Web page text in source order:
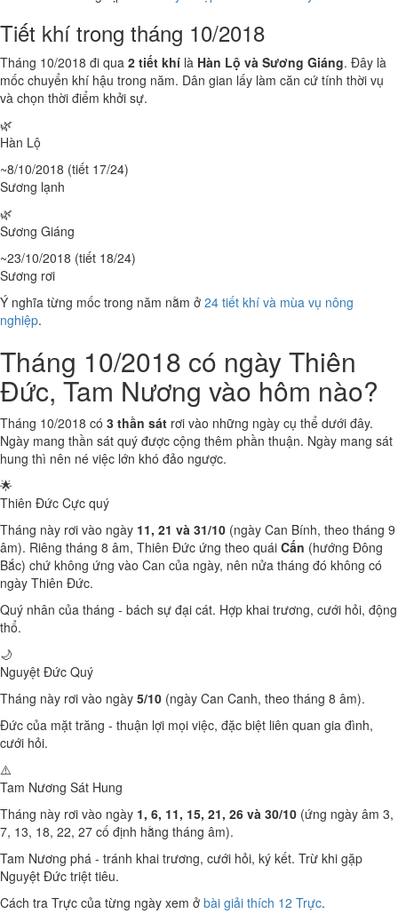
Tiết khí trong tháng 10/2018
Tháng 10/2018 đi qua 2 tiết khí là Hàn Lộ và Sương Giáng. Đây là
mốc chuyển khí hậu trong năm. Dân gian lấy làm căn cứ tính thời vụ
và chọn thời điểm khởi sự.
🌿
Hàn Lộ
~8/10/2018 (tiết 17/24)
Sương lạnh
🌿
Sương Giáng
~23/10/2018 (tiết 18/24)
Sương rơi
Ý nghĩa từng mốc trong năm nằm ở 24 tiết khí và mùa vụ nông
nghiệp.
Tháng 10/2018 có ngày Thiên
Đức, Tam Nương vào hôm nào?
Tháng 10/2018 có 3 thần sát rơi vào những ngày cụ thể dưới đây.
Ngày mang thần sát quý được cộng thêm phần thuận. Ngày mang sát
hung thì nên né việc lớn khó đảo ngược.
🌟
Thiên Đức Cực quý
Tháng này rơi vào ngày 11, 21 và 31/10 (ngày Can Bính, theo tháng 9
âm). Riêng tháng 8 âm, Thiên Đức ứng theo quái Cấn (hướng Đông
Bắc) chứ không ứng vào Can của ngày, nên nửa tháng đó không có
ngày Thiên Đức.
Quý nhân của tháng - bách sự đại cát. Hợp khai trương, cưới hỏi, động
thổ.
🌙
Nguyệt Đức Quý
Tháng này rơi vào ngày 5/10 (ngày Can Canh, theo tháng 8 âm).
Đức của mặt trăng - thuận lợi mọi việc, đặc biệt liên quan gia đình,
cưới hỏi.
⚠️
Tam Nương Sát Hung
Tháng này rơi vào ngày 1, 6, 11, 15, 21, 26 và 30/10 (ứng ngày âm 3,
7, 13, 18, 22, 27 cố định hằng tháng âm).
Tam Nương phá - tránh khai trương, cưới hỏi, ký kết. Trừ khi gặp
Nguyệt Đức triệt tiêu.
Cách tra Trực của từng ngày xem ở bài giải thích 12 Trực.